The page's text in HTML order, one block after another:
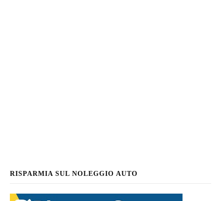
RISPARMIA SUL NOLEGGIO AUTO